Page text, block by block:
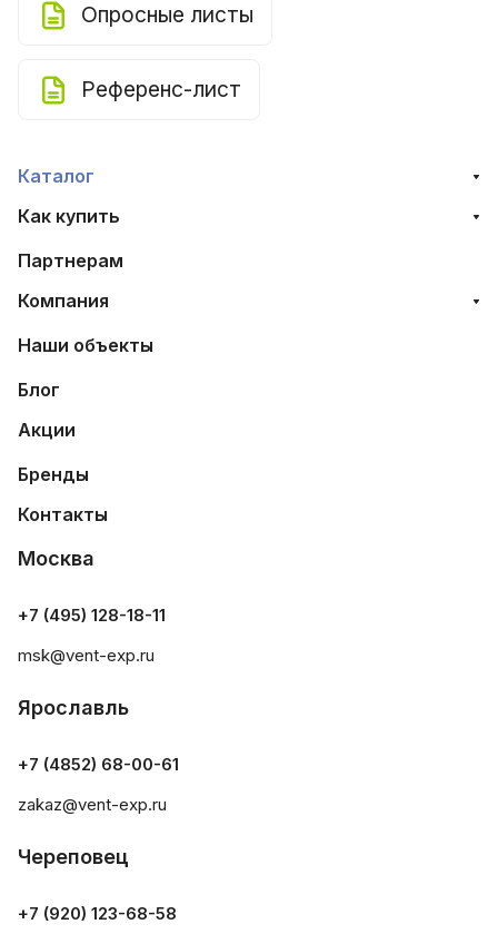
Опросные листы
Референс-лист
Каталог
Как купить
Партнерам
Компания
Наши объекты
Блог
Акции
Бренды
Контакты
Москва
+7 (495) 128-18-11
msk@vent-exp.ru
Ярославль
+7 (4852) 68-00-61
zakaz@vent-exp.ru
Череповец
+7 (920) 123-68-58